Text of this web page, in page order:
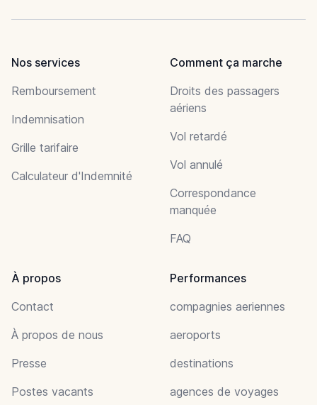
Nos services
Remboursement
Indemnisation
Grille tarifaire
Calculateur d'Indemnité
Comment ça marche
Droits des passagers
aériens
Vol retardé
Vol annulé
Correspondance
manquée
FAQ
À propos
Contact
À propos de nous
Presse
Postes vacants
Performances
compagnies aeriennes
aeroports
destinations
agences de voyages